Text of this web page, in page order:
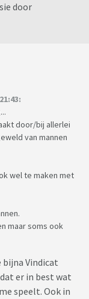
door
door/bij allerlei
van mannen
wel te maken met
maar soms ook
bijna Vindicat
er in best wat
speelt. Ook in